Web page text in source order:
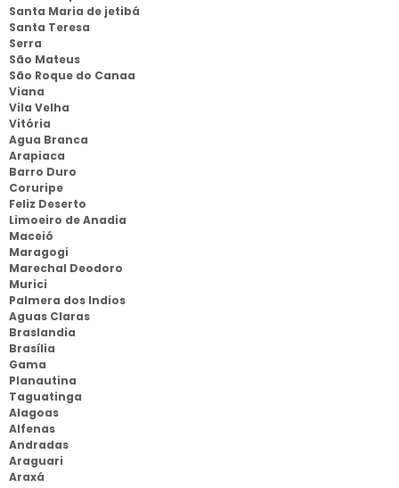
Santa Maria de jetibá
Santa Teresa
Serra
São Mateus
São Roque do Canaa
Viana
Vila Velha
Vitória
Agua Branca
Arapiaca
Barro Duro
Coruripe
Feliz Deserto
Limoeiro de Anadia
Maceió
Maragogi
Marechal Deodoro
Murici
Palmera dos Indios
Aguas Claras
Braslandia
Brasília
Gama
Planautina
Taguatinga
Alagoas
Alfenas
Andradas
Araguari
Araxá